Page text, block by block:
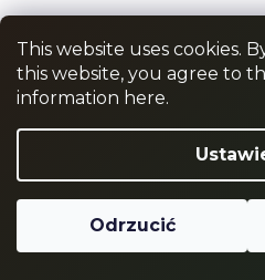
This website uses cookies.
this website, you agree to
information here.
Odrzucić
zł49,72